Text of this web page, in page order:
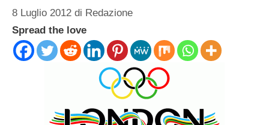
8 Luglio 2012 di Redazione
Spread the love